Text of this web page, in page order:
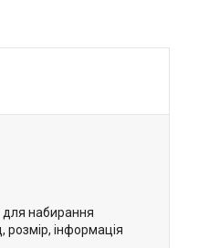
для набирання
розмір, інформація